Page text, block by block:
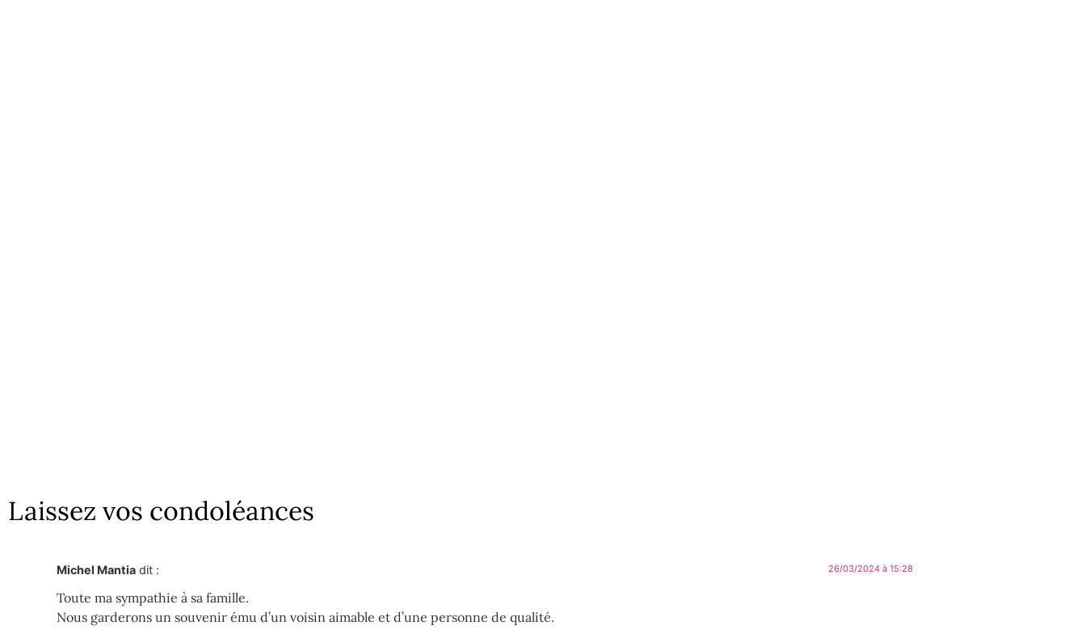
Laissez vos condoléances
Michel Mantia dit : 26/03/2024 à 15:28
Toute ma sympathie à sa famille.
Nous garderons un souvenir ému d’un voisin aimable et d’une personne de qualité.